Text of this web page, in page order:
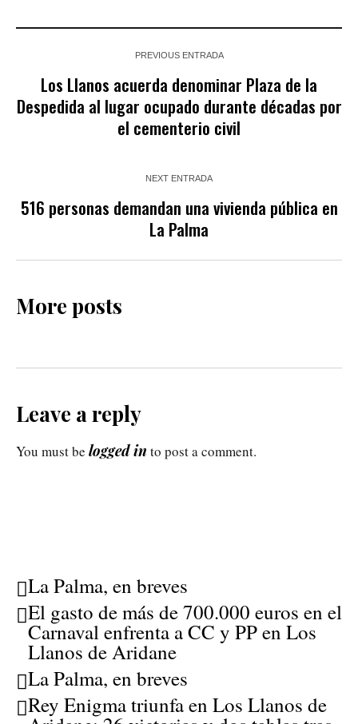
PREVIOUS ENTRADA
Los Llanos acuerda denominar Plaza de la
Despedida al lugar ocupado durante décadas por
el cementerio civil
NEXT ENTRADA
516 personas demandan una vivienda pública en
La Palma
More posts
Leave a reply
You must be logged in to post a comment.
La Palma, en breves
El gasto de más de 700.000 euros en el
Carnaval enfrenta a CC y PP en Los
Llanos de Aridane
La Palma, en breves
Rey Enigma triunfa en Los Llanos de